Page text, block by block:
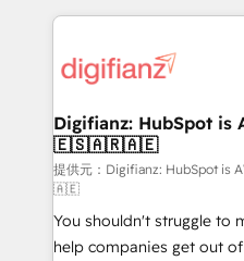
operations that are
supercharge revenue operations Key
Transformation / Web
Sales Consulting • Marketing
makes us different? 🚀 Top 0.5% of global HubSpot
agencies ⚙️ The strongest technical ability and
integration capabilities 💼 Consultative, long-term
partners who will embed
Digifianz: HubSpot
🇪🇸🇦🇷🇦🇪
提供元：Digifianz:
🇦🇪
You shouldn't struggle to
help companies get out